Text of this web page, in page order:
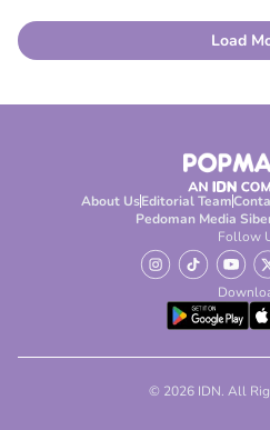
Load
About UsEditorial Team
Pedoman Media
Follow
© 2026 IDN. All